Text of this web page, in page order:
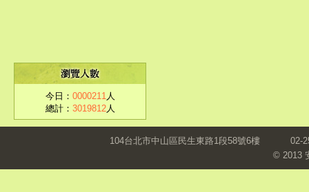
今日： 0000211 人
總計： 3019812人
104台北市中山區民生東路1段58號6樓
02-
© 2013